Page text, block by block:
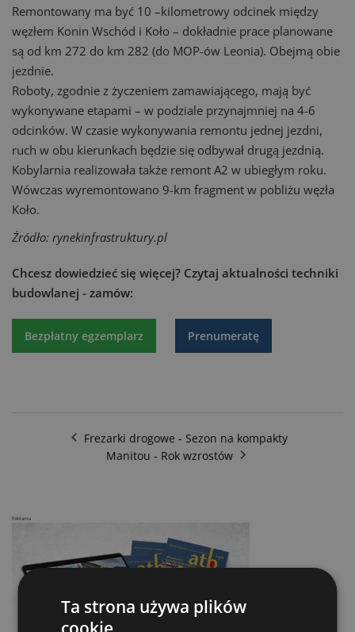
Remontowany ma być 10 –kilometrowy odcinek między
węzłem Konin Wschód i Koło – dokładnie prace planowane
są od km 272 do km 282 (do MOP-ów Leonia). Obejmą obie
jezdnie.
Roboty, zgodnie z życzeniem zamawiającego, mają być
wykonywane etapami – w podziale przynajmniej na 4-6
odcinków. W czasie wykonywania remontu jednej jezdni,
ruch w obu kierunkach będzie się odbywał drugą jezdnią.
Kobylarnia realizowała także remont A2 w ubiegłym roku.
Wówczas wyremontowano 9-km fragment w pobliżu węzła
Koło.
Źródło: rynekinfrastruktury.pl
Chcesz dowiedzieć się więcej? Czytaj aktualności techniki
budowlanej - zamów:
Bezpłatny egzemplarz Prenumeratę
Frezarki drogowe - Sezon na kompakty
Manitou - Rok wzrostów
Reklama
Ta strona używa plików